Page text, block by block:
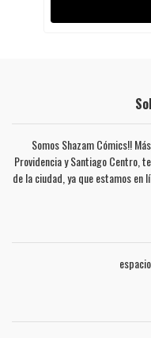
Somos Shazam Cómics!!
Providencia y Santiago Centro,
de la ciudad, ya que estamos en